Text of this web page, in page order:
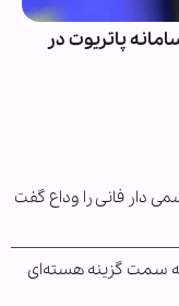
پاتریوت در
دار فانی را وداع گفت
به سمت گزینه هسته‌ای